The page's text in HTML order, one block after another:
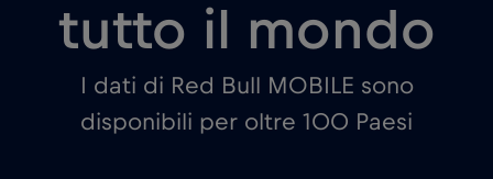
tutto il mondo
I dati di Red Bull MOBILE sono
disponibili per oltre 100 Paesi